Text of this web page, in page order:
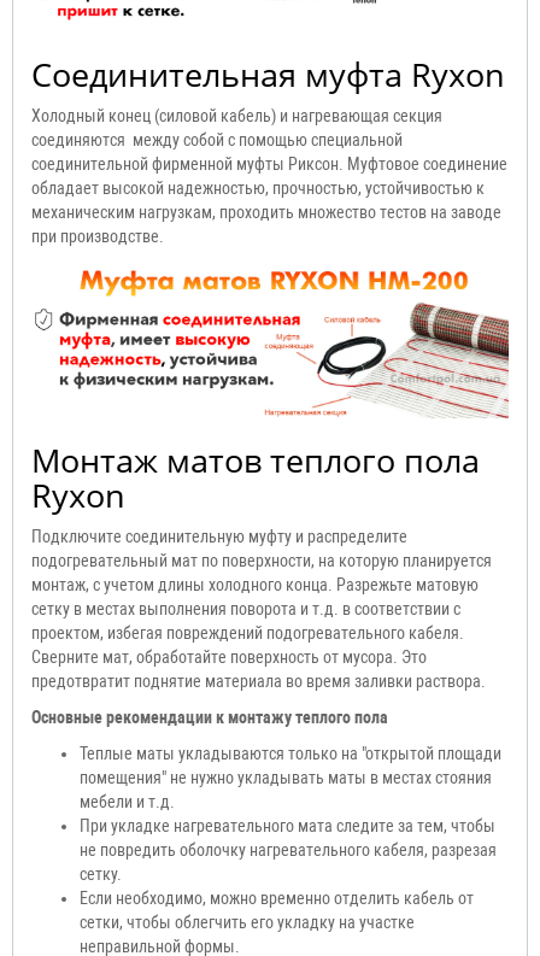
Соединительная муфта Ryxon
Холодный конец (силовой кабель) и нагревающая секция
соединяются между собой с помощью специальной
соединительной фирменной муфты Риксон. Муфтовое соединение
обладает высокой надежностью, прочностью, устойчивостью к
механическим нагрузкам, проходить множество тестов на заводе
при производстве.
Монтаж матов теплого пола
Ryxon
Подключите соединительную муфту и распределите
подогревательный мат по поверхности, на которую планируется
монтаж, с учетом длины холодного конца. Разрежьте матовую
сетку в местах выполнения поворота и т.д. в соответствии с
проектом, избегая повреждений подогревательного кабеля.
Сверните мат, обработайте поверхность от мусора. Это
предотвратит поднятие материала во время заливки раствора.
Основные рекомендации к монтажу теплого пола
Теплые маты укладываются только на "открытой площади
помещения" не нужно укладывать маты в местах стояния
мебели и т.д.
При укладке нагревательного мата следите за тем, чтобы
не повредить оболочку нагревательного кабеля, разрезая
сетку.
Если необходимо, можно временно отделить кабель от
сетки, чтобы облегчить его укладку на участке
неправильной формы.